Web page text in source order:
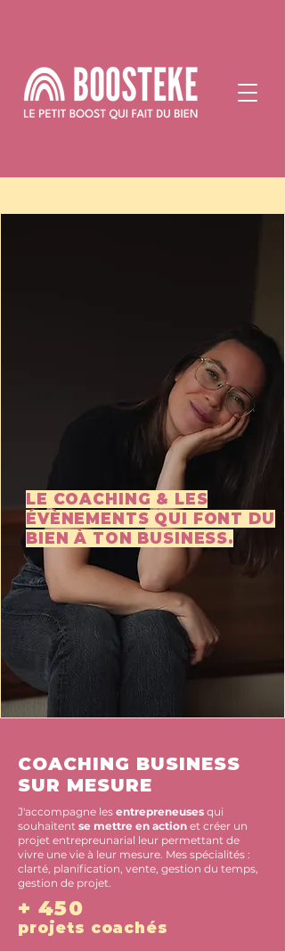
LE COACHING & LES
ÉVÈNEMENTS QUI FONT DU
BIEN À TON BUSINESS.
COACHING BUSINESS
SUR MESURE
J'accompagne les entrepreneuses qui
souhaitent se mettre en action et créer un
projet entrepreunarial leur permettant de
vivre une vie à leur mesure. Mes spécialités :
clarté, planification, vente, gestion du temps,
gestion de projet.
+ 450
projets coachés